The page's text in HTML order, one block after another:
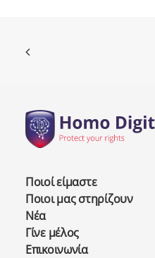
Ποιοί είμαστε
Ποιοι μας στηρίζουν
Νέα
Γίνε μέλος
Επικοινωνία